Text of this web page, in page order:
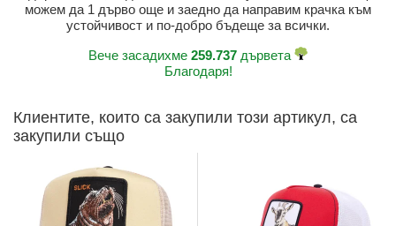
можем да 1 дърво още и заедно да направим крачка към
устойчивост и по-добро бъдеще за всички.
Вече засадихме 259.737 дървета
Благодаря!
Клиентите, които са закупили този артикул, са
закупили също